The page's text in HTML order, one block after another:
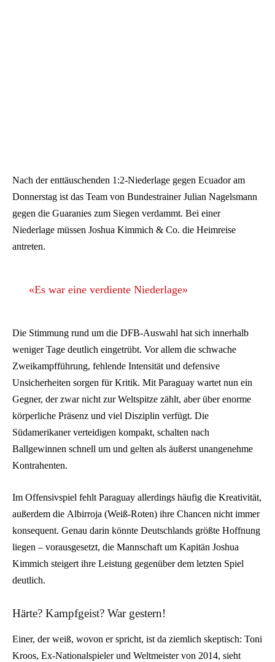
Nach der enttäuschenden 1:2-Niederlage gegen Ecuador am
Donnerstag ist das Team von Bundestrainer Julian Nagelsmann
gegen die Guaranies zum Siegen verdammt. Bei einer
Niederlage müssen Joshua Kimmich & Co. die Heimreise
antreten.
«Es war eine verdiente Niederlage»
Die Stimmung rund um die DFB-Auswahl hat sich innerhalb
weniger Tage deutlich eingetrübt. Vor allem die schwache
Zweikampfführung, fehlende Intensität und defensive
Unsicherheiten sorgen für Kritik. Mit Paraguay wartet nun ein
Gegner, der zwar nicht zur Weltspitze zählt, aber über enorme
körperliche Präsenz und viel Disziplin verfügt. Die
Südamerikaner verteidigen kompakt, schalten nach
Ballgewinnen schnell um und gelten als äußerst unangenehme
Kontrahenten.
Im Offensivspiel fehlt Paraguay allerdings häufig die Kreativität,
außerdem die Albirroja (Weiß-Roten) ihre Chancen nicht immer
konsequent. Genau darin könnte Deutschlands größte Hoffnung
liegen – vorausgesetzt, die Mannschaft um Kapitän Joshua
Kimmich steigert ihre Leistung gegenüber dem letzten Spiel
deutlich.
Härte? Kampfgeist? War gestern!
Einer, der weiß, wovon er spricht, ist da ziemlich skeptisch: Toni
Kroos, Ex-Nationalspieler und Weltmeister von 2014, sieht